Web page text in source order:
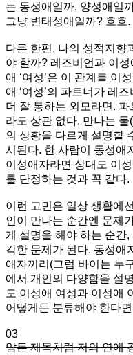
는 동성애일까, 양성애일
그냥 변태성애일까? 흐흐.
다른 한편, 나의 성적지향
야 할까? 레즈비언과 이성
애 ‘여성’은 이 관계를 이
애 ‘여성’의 파트너가 레즈
더 잘 통하는 외모라면.
라도 상관 없다. 만나는
의 상황을 다르게 설명할
시된다. 한 사람이 동성애
이성애자라면 상대도 이
를 단정하는 것과 꼭 같다.
이런 고민은 일상 생활에
인이 만나는 순간엔 문제
게 설명을 해야 하는 순간,
각한 문제가 된다. 동성애
애자끼리(그럼 바이는 누
에서 개인의 다양함을 설
도 이성애 여성과 이성애
어떻게든 분류해야 한다
03
암튼 제목처럼 저의 연애